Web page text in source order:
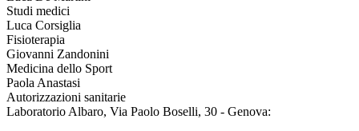
Studi medici
Luca Corsiglia
Fisioterapia
Giovanni Zandonini
Medicina dello Sport
Paola Anastasi
Autorizzazioni sanitarie
Laboratorio Albaro, Via Paolo Boselli, 30 - Genova: